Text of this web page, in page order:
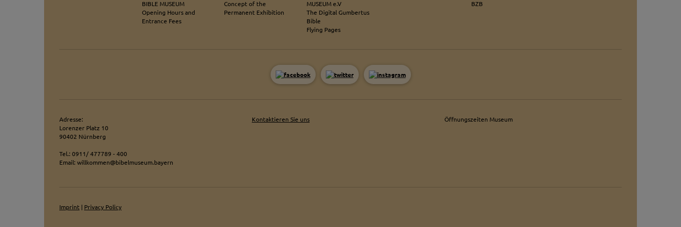
Videos werden über die Plattformen YouTube oder Vimeo eingebunden. Wir nutzen YouTube im erweiterten
Datenschutzmodus. Dieser Modus bewirkt laut YouTube, dass YouTube keine Informationen über die Besucher auf dieser
Website speichert, bevor diese sich das Video ansehen.
sein oder auch Anwendungen einer externen Website.
BIBLE MUSEUM
Opening Hours and
Entrance Fees
Concept of the
Permanent Exhibition
MUSEUM e.V
The Digital Gumbertus
Bible
Flying Pages
BZB
Adresse:
Lorenzer Platz 10
90402 Nürnberg
Tel.: 0911/ 477789 - 400
Email: willkommen@bibelmuseum.bayern
Kontaktieren Sie uns Öffnungszeiten Museum
Imprint Privacy Policy